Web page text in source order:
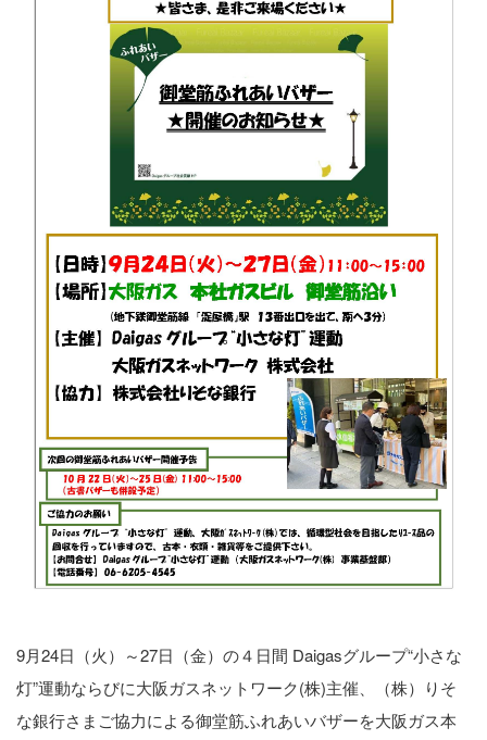
9月24日（火）～27日（金）の４日間 Daigasグループ“小さな
灯”運動ならびに大阪ガスネットワーク(株)主催、（株）りそ
な銀行さまご協力による御堂筋ふれあいバザーを大阪ガス本